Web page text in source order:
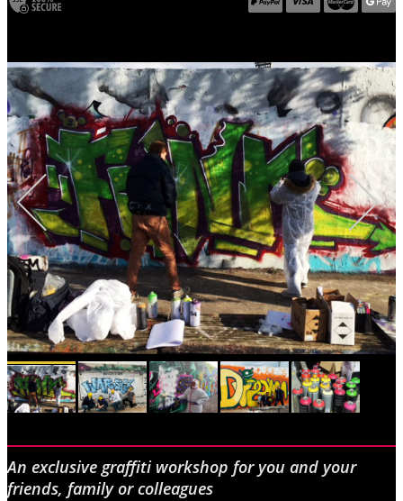
An exclusive graffiti workshop for you and your
friends, family or colleagues